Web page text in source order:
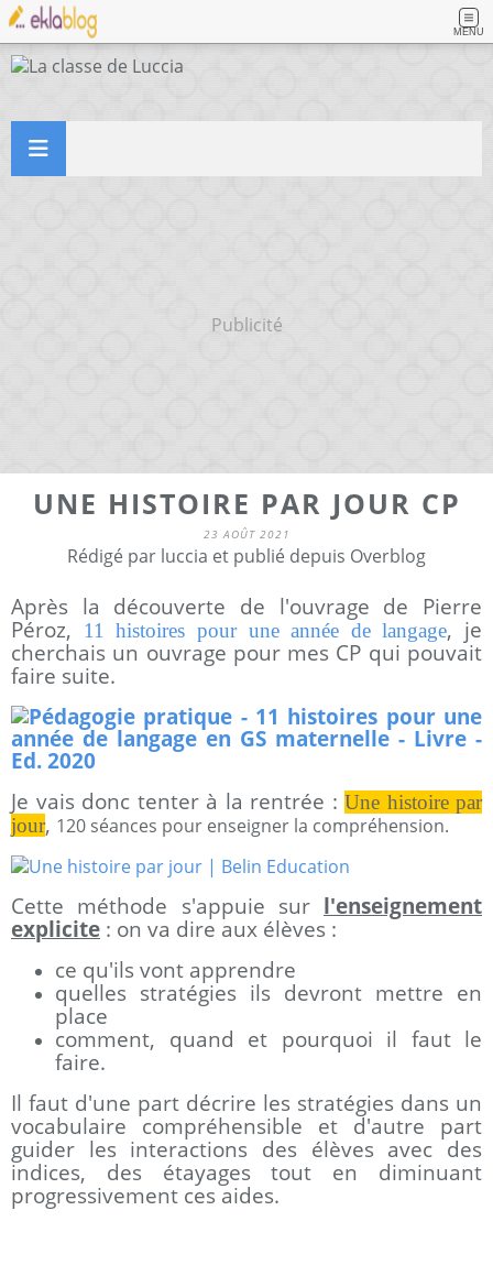
MENU
Publicité
UNE HISTOIRE PAR JOUR CP
23 AOÛT 2021
Rédigé par luccia et publié depuis Overblog
Après la découverte de l'ouvrage de Pierre
Péroz,
11 histoires pour une année de langage, je
cherchais un ouvrage pour mes CP qui pouvait
faire suite.
Je vais donc tenter à la rentrée : Une histoire par
jour, 120 séances pour enseigner la compréhension.
Cette méthode s'appuie sur l'enseignement
explicite : on va dire aux élèves :
ce qu'ils vont apprendre
quelles stratégies ils devront mettre en
place
comment, quand et pourquoi il faut le
faire.
Il faut d'une part décrire les stratégies dans un
vocabulaire compréhensible et d'autre part
guider les interactions des élèves avec des
indices, des étayages tout en diminuant
progressivement ces aides.